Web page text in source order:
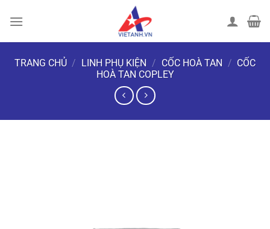
đến
TRANG CHỦ / LINH PHỤ KIỆN / CỐC HOÀ TAN / CỐC
HOÀ TAN COPLEY